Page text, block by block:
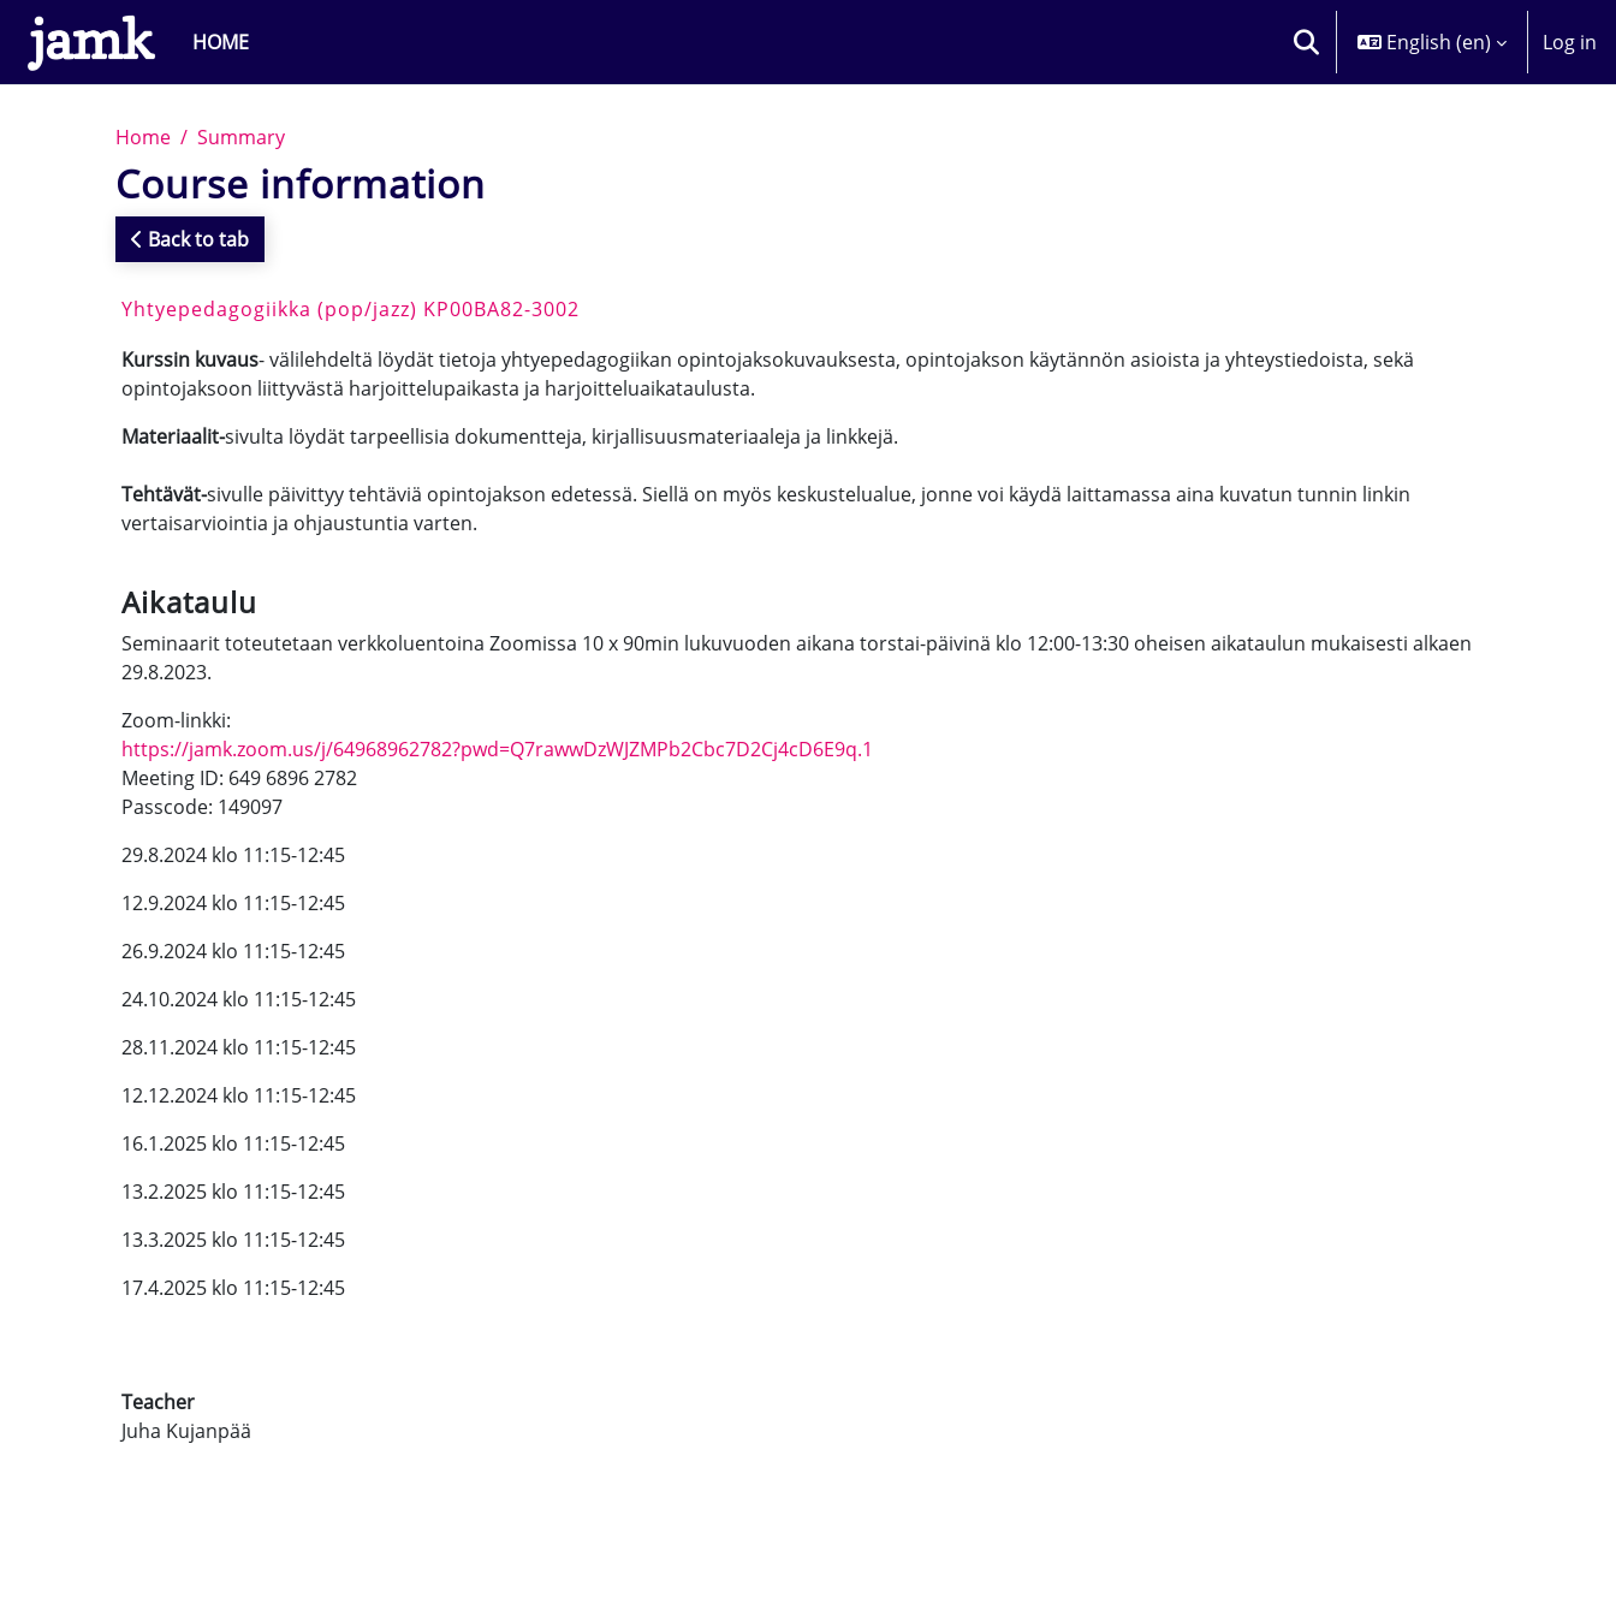
Skip to main content
HOME
TOGGLE SEARCH INPUT
English ‎(en)‎ Log in
Home Summary
Course information
Back to tab
Yhtyepedagogiikka (pop/jazz) KP00BA82-3002
Kurssin kuvaus- välilehdeltä löydät tietoja yhtyepedagogiikan opintojaksokuvauksesta, opintojakson käytännön asioista ja yhteystiedoista, sekä
opintojaksoon liittyvästä harjoittelupaikasta ja harjoitteluaikataulusta.
Materiaalit-sivulta löydät tarpeellisia dokumentteja, kirjallisuusmateriaaleja ja linkkejä.
Tehtävät-sivulle päivittyy tehtäviä opintojakson edetessä. Siellä on myös keskustelualue, jonne voi käydä laittamassa aina kuvatun tunnin linkin
vertaisarviointia ja ohjaustuntia varten.
Aikataulu
Seminaarit toteutetaan verkkoluentoina Zoomissa 10 x 90min lukuvuoden aikana torstai-päivinä klo 12:00-13:30 oheisen aikataulun mukaisesti alkaen
29.8.2023.
Zoom-linkki:
https://jamk.zoom.us/j/64968962782?pwd=Q7rawwDzWJZMPb2Cbc7D2Cj4cD6E9q.1
Meeting ID: 649 6896 2782
Passcode: 149097
29.8.2024 klo 11:15-12:45
12.9.2024 klo 11:15-12:45
26.9.2024 klo 11:15-12:45
24.10.2024 klo 11:15-12:45
28.11.2024 klo 11:15-12:45
12.12.2024 klo 11:15-12:45
16.1.2025 klo 11:15-12:45
13.2.2025 klo 11:15-12:45
13.3.2025 klo 11:15-12:45
17.4.2025 klo 11:15-12:45
Teacher
Juha Kujanpää